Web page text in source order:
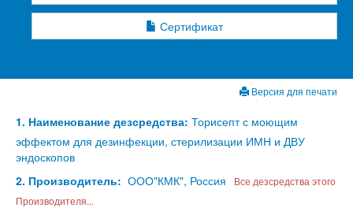
Сертификат
Версия для печати
1. Наименование дезсредства: Торисепт с моющим
эффектом для дезинфекции, стерилизации ИМН и ДВУ
эндоскопов
2. Производитель: ООО"КМК", Россия
Все дезсредства этого
Производителя...